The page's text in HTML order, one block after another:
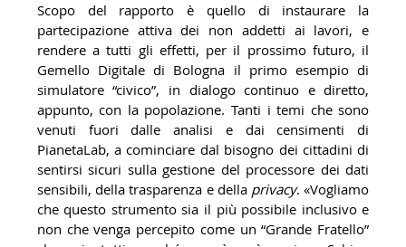
Scopo del rapporto è quello di instaurare la
partecipazione attiva dei non addetti ai lavori, e
rendere a tutti gli effetti, per il prossimo futuro, il
Gemello Digitale di Bologna il primo esempio di
simulatore “civico”, in dialogo continuo e diretto,
appunto, con la popolazione. Tanti i temi che sono
venuti fuori dalle analisi e dai censimenti di
PianetaLab, a cominciare dal bisogno dei cittadini di
sentirsi sicuri sulla gestione del processore dei dati
sensibili, della trasparenza e della privacy. «Vogliamo
che questo strumento sia il più possibile inclusivo e
non che venga percepito come un “Grande Fratello”